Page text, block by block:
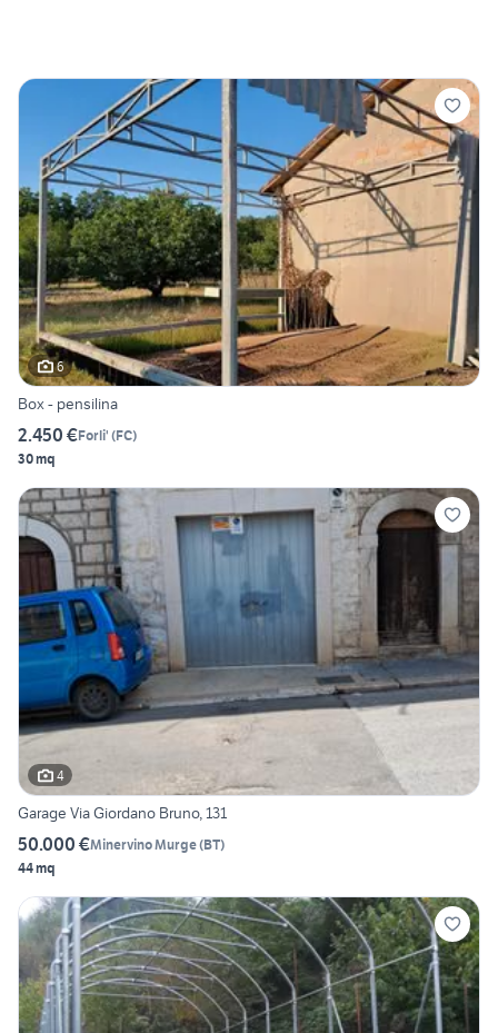
6
Box - pensilina
2.450 €Forli' (FC)
30 mq
4
Garage Via Giordano Bruno, 131
50.000 €Minervino Murge(BT)
44 mq